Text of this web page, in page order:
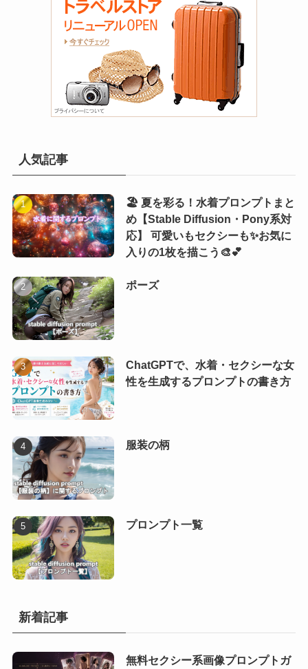
人気記事
🏖️ 夏を彩る！水着プロンプトまと
め【Stable Diffusion・Pony系対
応】 可愛いもセクシーも✨お気に
入りの1枚を描こう🎨💕
ポーズ
ChatGPTで、水着・セクシーな女
性を生成するプロンプトの書き方
服装の柄
プロンプト一覧
新着記事
無料セクシー系画像プロンプトガ